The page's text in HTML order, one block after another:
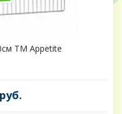
ТМ Appetite